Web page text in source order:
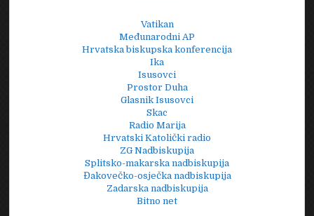
Vatikan
Međunarodni AP
Hrvatska biskupska konferencija
Ika
Isusovci
Prostor Duha
Glasnik Isusovci
Skac
Radio Marija
Hrvatski Katolički radio
ZG Nadbiskupija
Splitsko-makarska nadbiskupija
Đakovečko-osječka nadbiskupija
Zadarska nadbiskupija
Bitno net